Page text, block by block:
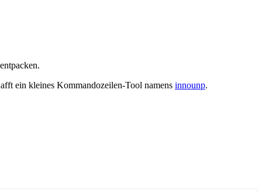
ein kleines Kommandozeilen-Tool namens innounp.